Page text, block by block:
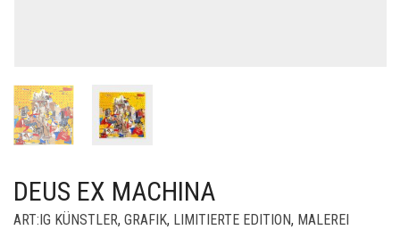
DEUS EX MACHINA
ART:IG KÜNSTLER, GRAFIK, LIMITIERTE EDITION, MALEREI